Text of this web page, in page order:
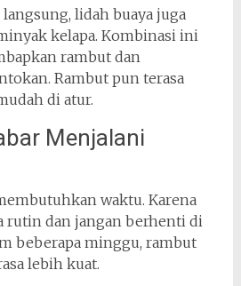
lidah buaya juga
kelapa. Kombinasi ini
rambut dan
Rambut pun terasa
di atur.
Menjalani
waktu. Karena
rutin dan jangan berhenti di
beberapa minggu, rambut
lebih kuat.